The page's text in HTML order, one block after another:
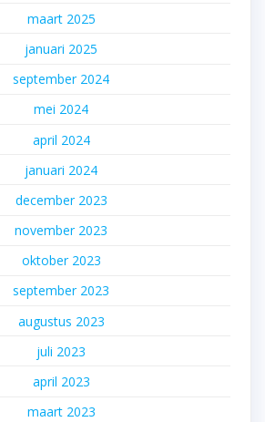
maart 2025
januari 2025
september 2024
mei 2024
april 2024
januari 2024
december 2023
november 2023
oktober 2023
september 2023
augustus 2023
juli 2023
april 2023
maart 2023